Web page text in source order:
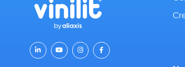
L
i
n
Y
o
u
I
n
s
F
a
c